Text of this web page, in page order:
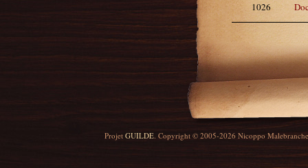
1026
Projet GUILDE. Copyright © 2005-2026 Nicoppo Malebranche